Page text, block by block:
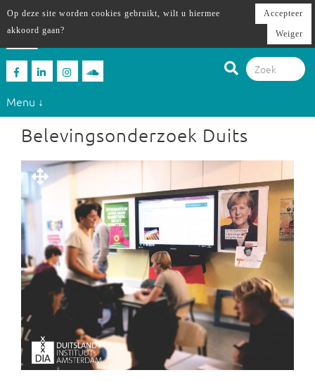
Menu ↓
Belevingsonderzoek Duits
Op deze site worden cookies gebruikt, wilt u hiermee
akkoord gaan?
Accepteer
Weiger